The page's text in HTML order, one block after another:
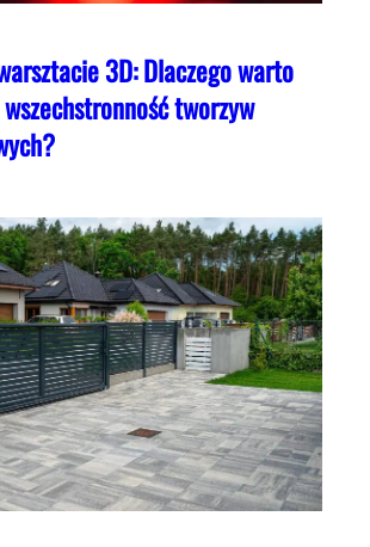
3D: Dlaczego warto
tworzyw